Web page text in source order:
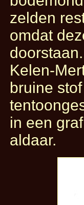
zelden
omdat
Kelen-
bruine
in een
aldaar.